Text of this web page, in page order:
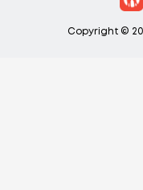
Copyright ©